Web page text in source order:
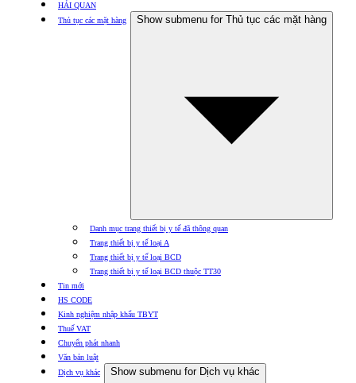
HẢI QUAN
Thủ tục các mặt hàng
Show submenu for Thủ tục các mặt hàng
Danh mục trang thiết bị y tế đã thông quan
Trang thiết bị y tế loại A
Trang thiết bị y tế loại BCD
Trang thiết bị y tế loại BCD thuộc TT30
Tin mới
HS CODE
Kinh nghiệm nhập khẩu TBYT
Thuế VAT
Chuyển phát nhanh
Văn bản luật
Dịch vụ khác
Show submenu for Dịch vụ khác